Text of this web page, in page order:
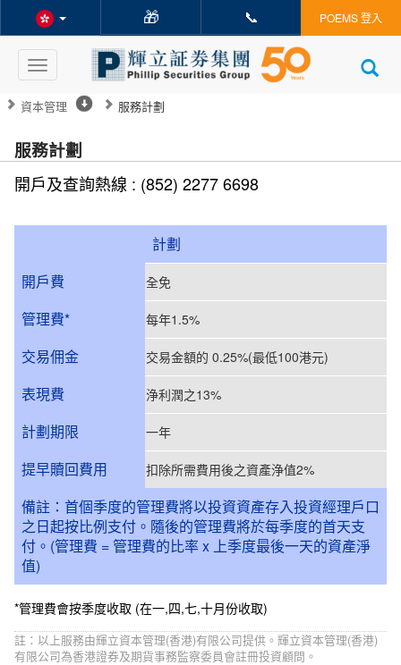
🎁 📞 POEMS 登入
Toggle
navigation
資本管理 服務計劃
服務計劃
開戶及查詢熱線 : (852) 2277 6698
計劃
開戶費
全免
管理費* 每年1.5%
交易佣金 交易金額的 0.25%(最低100港元)
表現費 浄利潤之13%
計劃期限 一年
提早贖回費用 扣除所需費用後之資產浄值2%
備註：首個季度的管理費將以投資資產存入投資經理戶口
之日起按比例支付。隨後的管理費將於每季度的首天支
付。(管理費 = 管理費的比率 x 上季度最後一天的資產淨
值)
*管理費會按季度收取 (在一,四,七,十月份收取)
註：以上服務由輝立資本管理(香港)有限公司提供。輝立資本管理(香港)
有限公司為香港證券及期貨事務監察委員會註冊投資顧問。